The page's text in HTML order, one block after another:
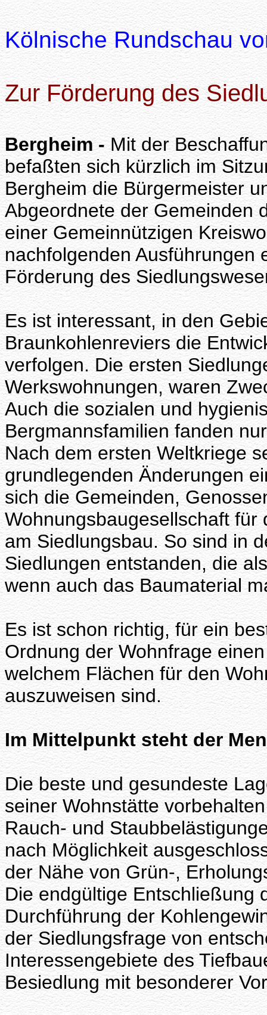
Kölnische Rundschau
Zur Förderung des
Bergheim -Mit der
befaßten sich kürzlich im
Bergheim die Bürgermeister
Abgeordnete der Gemeinden
einer Gemeinnützigen
nachfolgenden Ausführungen
Förderung des
Es ist interessant, in den
Braunkohlenreviers die
verfolgen. Die ersten
Werkswohnungen, waren
Auch die sozialen und
Bergmannsfamilien fanden
Nach dem ersten Weltkriege
grundlegenden Änderungen
sich die Gemeinden,
Wohnungsbaugesellschaft
am Siedlungsbau. So sind in
Siedlungen entstanden, die
wenn auch das Baumaterial
Es ist schon richtig, für ein
Ordnung der Wohnfrage
welchem Flächen für den
auszuweisen sind.
Im Mittelpunkt steht der
Die beste und gesundeste
seiner Wohnstätte
Rauch- und
nach Möglichkeit
der Nähe von Grün-,
Die endgültige Entschließung
Durchführung der
der Siedlungsfrage von
Interessengebiete des
Besiedlung mit besonderer